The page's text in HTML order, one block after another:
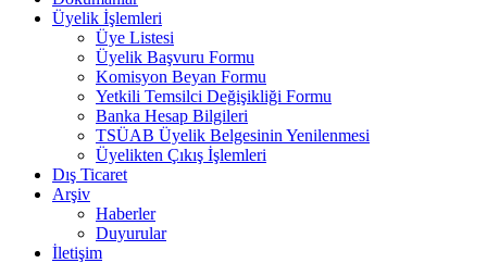
Üyelik İşlemleri
Üye Listesi
Üyelik Başvuru Formu
Komisyon Beyan Formu
Yetkili Temsilci Değişikliği Formu
Banka Hesap Bilgileri
TSÜAB Üyelik Belgesinin Yenilenmesi
Üyelikten Çıkış İşlemleri
Dış Ticaret
Arşiv
Haberler
Duyurular
İletişim